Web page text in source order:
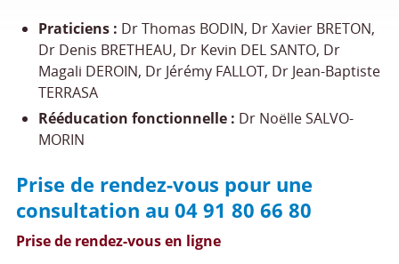
Praticiens : Dr Thomas BODIN, Dr Xavier BRETON,
Dr Denis BRETHEAU, Dr Kevin DEL SANTO, Dr
Magali DEROIN, Dr Jérémy FALLOT, Dr Jean-Baptiste
TERRASA
Rééducation fonctionnelle : Dr Noëlle SALVO-
MORIN
Prise de rendez-vous pour une
consultation au 04 91 80 66 80
Prise de rendez-vous en ligne